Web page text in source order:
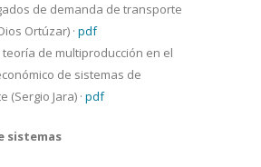
de demanda de transporte
Ortúzar) · pdf
teoría de multiproducción en el
de sistemas de
(Sergio Jara) · pdf
sistemas